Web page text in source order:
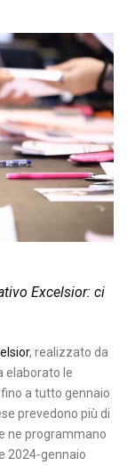
Excelsior: ci
, realizzato da
elaborato le
a tutto gennaio
prevedono più di
ne programmano
2024-gennaio